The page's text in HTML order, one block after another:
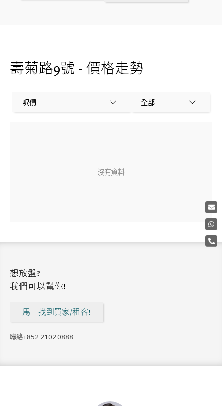
壽菊路9號 - 價格走勢
呎價 全部
沒有資料
想放盤?
我們可以幫你!
馬上找到買家/租客!
聯絡+852 2102 0888